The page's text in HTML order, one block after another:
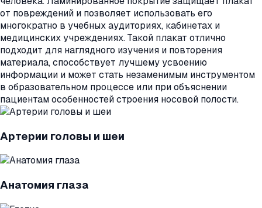
от повреждений и позволяет использовать его
многократно в учебных аудиториях, кабинетах и
медицинских учреждениях. Такой плакат отлично
подходит для наглядного изучения и повторения
материала, способствует лучшему усвоению
информации и может стать незаменимым инструментом
в образовательном процессе или при объяснении
пациентам особенностей строения носовой полости.
Артерии головы и шеи
Анатомия глаза